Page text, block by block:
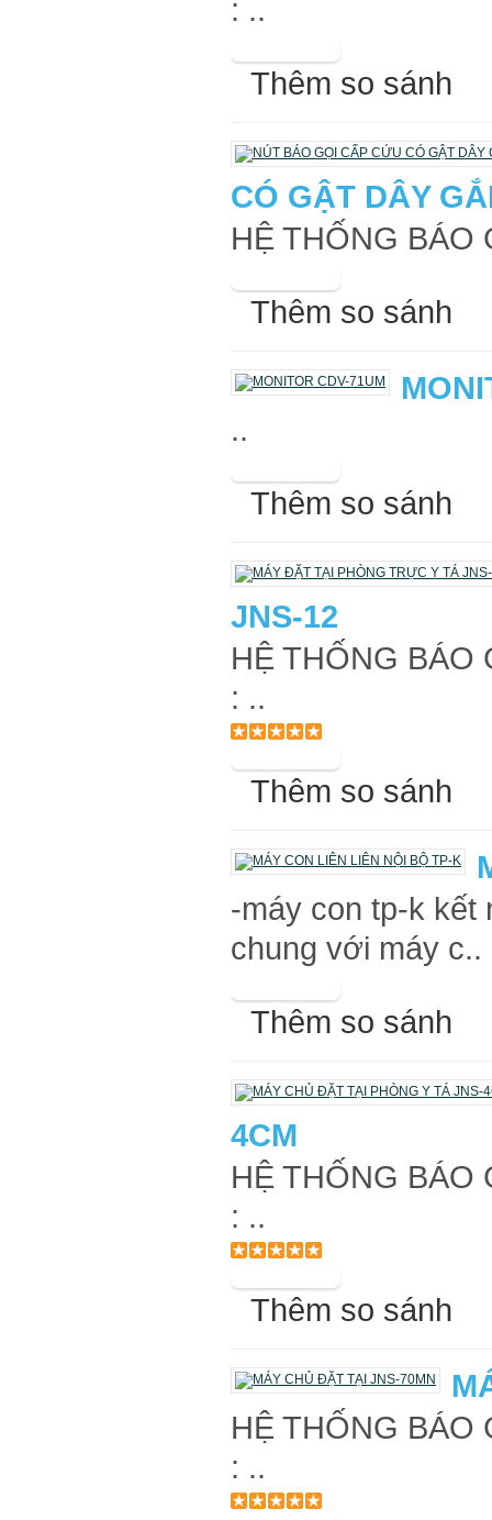
: ..
Thêm so sánh
CÓ GẬT DÂY
HỆ THỐNG
Thêm so sánh
..
Thêm so sánh
JNS-12
HỆ THỐNG BÁO
: ..
Thêm so sánh
-máy con tp-k kết
chung với máy c..
Thêm so sánh
4CM
HỆ THỐNG BÁO
: ..
Thêm so sánh
HỆ THỐNG BÁO
: ..